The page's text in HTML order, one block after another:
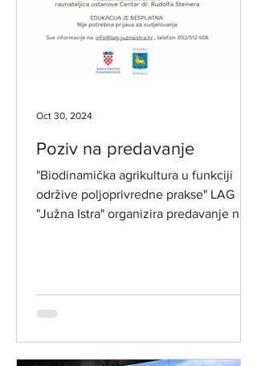
Poziv na predavanje
"Biodinamička agrikultura u funkciji
održive poljoprivredne prakse" LAG
"Južna Istra" organizira predavanje na
Oct 30, 2024